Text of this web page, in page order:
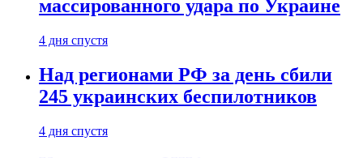
массированного удара по Украине
4 дня спустя
Над регионами РФ за день сбили
245 украинских беспилотников
4 дня спустя